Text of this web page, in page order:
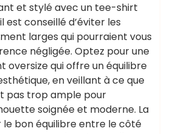
et stylé avec un tee-shirt
est conseillé d’éviter les
larges qui pourraient vous
négligée. Optez pour une
oversize qui offre un équilibre
en veillant à ce que
pas trop ample pour
soignée et moderne. La
bon équilibre entre le côté